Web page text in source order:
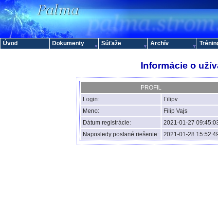
Informácie o
PROFIL
Login:
Filipv
Meno:
Filip Vajs
Dátum registrácie:
2021-01-27
Naposledy poslané riešenie:
2021-01-28
Úvod Dokumenty Súťaže Archív